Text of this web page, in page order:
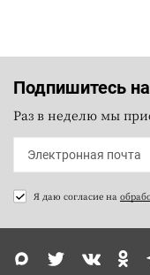
Подпишитесь
Раз в неделю мы
Я даю согласие на